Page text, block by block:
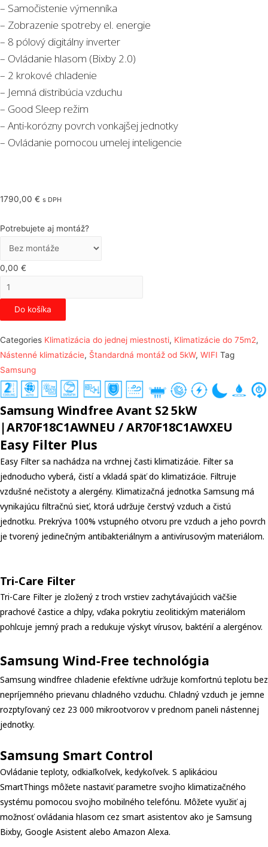
– Samočistenie výmenníka
– Zobrazenie spotreby el. energie
– 8 pólový digitálny inverter
– Ovládanie hlasom (Bixby 2.0)
– 2 krokové chladenie
– Jemná distribúcia vzduchu
– Good Sleep režim
– Anti-korózny povrch vonkajšej jednotky
– Ovládanie pomocou umelej inteligencie
1790,00 € s DPH
Potrebujete aj montáž?
0,00 €
množstvo
Samsung
Windfree
S2
5kW
Do košíka
Categories Klimatizácia do jednej miestnosti, Klimatizácie do 75m2,
Nástenné klimatizácie, Štandardná montáž od 5kW, WIFI Tag
Samsung
Samsung Windfree Avant S2 5kW
|AR70F18C1AWNEU / AR70F18C1AWXEU
Easy Filter Plus
Easy Filter sa nachádza na vrchnej časti klimatizácie. Filter sa
jednoducho vyberá, čistí a vkladá späť do klimatizácie. Filtruje
vzdušné nečistoty a alergény. Klimatizačná jednotka Samsung má
vynikajúcu filtračnú sieť, ktorá udržuje čerstvý vzduch a čistú
jednotku. Prekrýva 100% vstupného otvoru pre vzduch a jeho povrch
je tvorený jedinečným antibakteriálnym a antivírusovým materiálom.
Tri-Care Filter
Tri-Care Filter je zložený z troch vrstiev zachytávajúcich väčšie
prachové častice a chlpy, vďaka pokrytiu zeolitickým materiálom
pohlcuje jemný prach a redukuje výskyt vírusov, baktérií a alergénov.
Samsung Wind-Free technológia
Samsung windfree chladenie efektívne udržuje komfortnú teplotu bez
nepríjemného prievanu chladného vzduchu. Chladný vzduch je jemne
rozptyľovaný cez 23 000 mikrootvorov v prednom paneli nástennej
jednotky.
Samsung Smart Control
Ovládanie teploty, odkiaľkoľvek, kedykoľvek. S aplikáciou
SmartThings môžete nastaviť parametre svojho klimatizačného
systému pomocou svojho mobilného telefónu. Môžete využiť aj
možnosť ovládania hlasom cez smart asistentov ako je Samsung
Bixby, Google Asistent alebo Amazon Alexa.